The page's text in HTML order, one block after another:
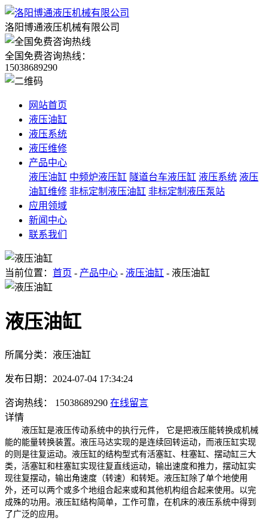
洛阳博通液压机械有限公司
全国免费咨询热线：
15038689290
网站首页
液压油缸
液压系统
液压维修
产品中心
液压油缸 中频炉液压缸 隧道台车液压缸 液压系统 液压
油缸维修 非标定制液压油缸 非标定制液压泵站
应用领域
新闻中心
联系我们
当前位置： 首页 - 产品中心 - 液压油缸 - 液压油缸
液压油缸
所属分类：液压油缸
发布日期：2024-07-04 17:34:24
咨询热线： 15038689290 在线留言
详情
液压缸是液压传动系统中的执行元件， 它是把液压能转换成机械
能的能量转换装置。液压马达实现的是连续回转运动，而液压缸实现
的则是往复运动。液压缸的结构型式有活塞缸、柱塞缸、摆动缸三大
类，活塞缸和柱塞缸实现往复直线运动，输出速度和推力，摆动缸实
现往复摆动，输出角速度（转速）和转矩。液压缸除了单个地使用
外，还可以两个或多个地组合起来或和其他机构组合起来使用。以完
成殊的功用。液压缸结构简单，工作可靠，在机床的液压系统中得到
了广泛的应用。